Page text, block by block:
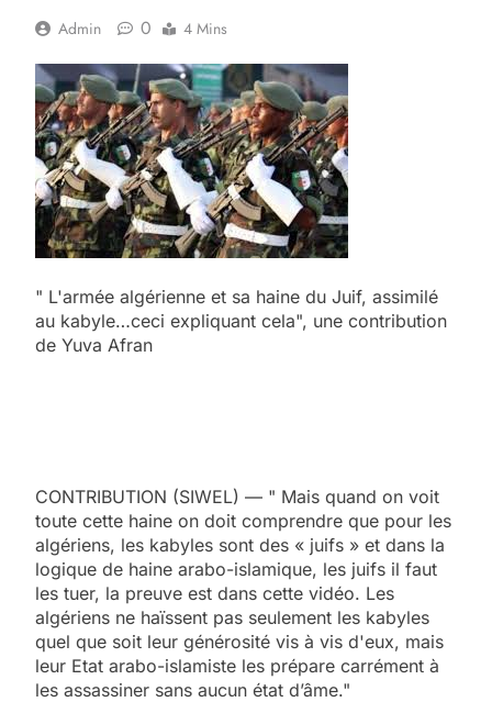
Admin 0 4 Mins
" L'armée algérienne et sa haine du Juif, assimilé
au kabyle…ceci expliquant cela", une contribution
de Yuva Afran
CONTRIBUTION (SIWEL) — " Mais quand on voit
toute cette haine on doit comprendre que pour les
algériens, les kabyles sont des « juifs » et dans la
logique de haine arabo-islamique, les juifs il faut
les tuer, la preuve est dans cette vidéo. Les
algériens ne haïssent pas seulement les kabyles
quel que soit leur générosité vis à vis d'eux, mais
leur Etat arabo-islamiste les prépare carrément à
les assassiner sans aucun état d’âme."